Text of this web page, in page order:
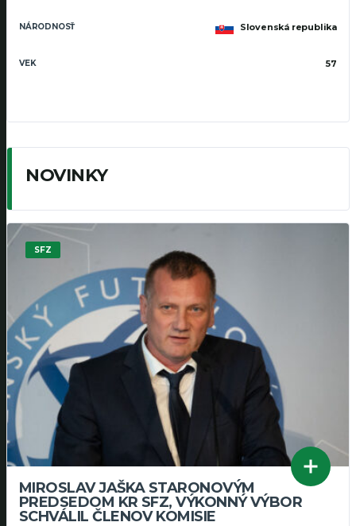
NÁRODNOSŤ Slovenská republika
VEK 57
NOVINKY
SFZ
MIROSLAV JAŠKA STARONOVÝM
PREDSEDOM KR SFZ, VÝKONNÝ VÝBOR
SCHVÁLIL ČLENOV KOMISIE